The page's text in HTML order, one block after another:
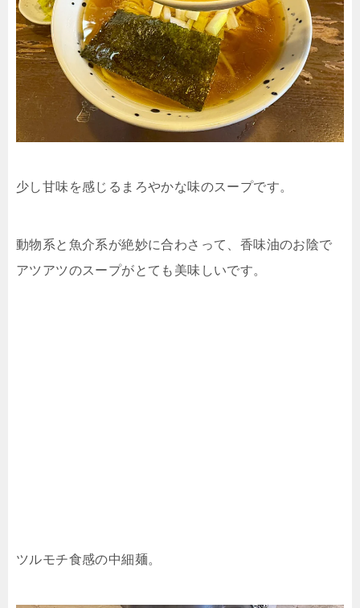
少し甘味を感じるまろやかな味のスープです。
動物系と魚介系が絶妙に合わさって、香味油のお陰で
アツアツのスープがとても美味しいです。
ツルモチ食感の中細麺。